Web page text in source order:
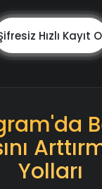
Hızlı Kayıt
Yolları